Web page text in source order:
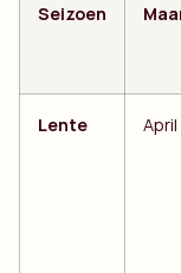
Seizoen
Lente